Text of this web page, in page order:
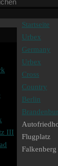
Startseite
Urbex
Germany
Urbex
Cross
Country
Berlin
Flugplatz
Falkenberg
III